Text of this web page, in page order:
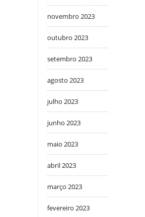
novembro 2023
outubro 2023
setembro 2023
agosto 2023
julho 2023
junho 2023
maio 2023
abril 2023
março 2023
fevereiro 2023